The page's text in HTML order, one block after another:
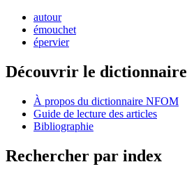
autour
émouchet
épervier
Découvrir le dictionnaire
À propos du dictionnaire NFOM
Guide de lecture des articles
Bibliographie
Rechercher par index